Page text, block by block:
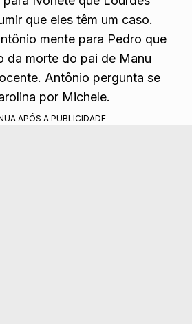
Vivi sonha que Lipe a
Ivonete que Lourdes
que eles têm um caso.
mente para Pedro que
da morte do pai de Manu
Antônio pergunta se
por Michele.